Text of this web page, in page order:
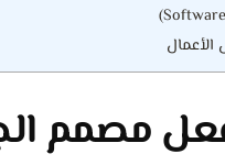
مصمم